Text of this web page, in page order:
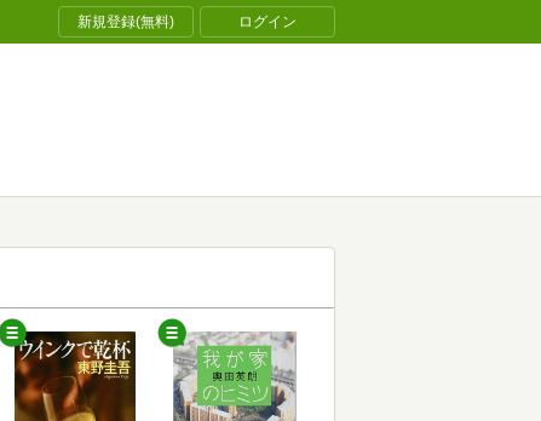
新規登録(無料) ログイン